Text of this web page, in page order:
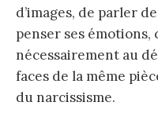
d’images, de parler
penser ses émotions,
nécessairement au
faces de la même
du narcissisme.